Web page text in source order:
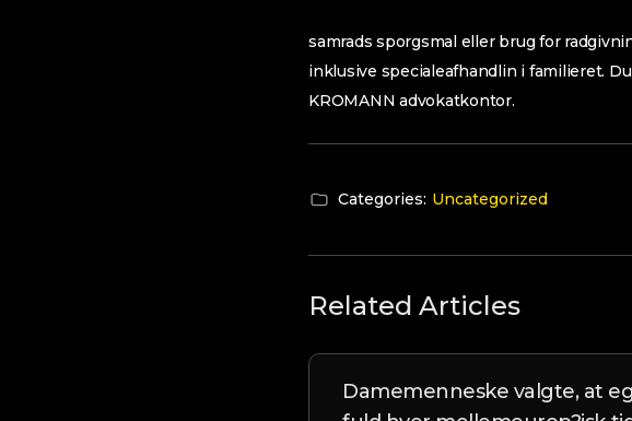
samrads sporgsmal eller brug for
inklusive specialeafhandlin i familieret.
KROMANN advokatkontor.
Categories: Uncategorized
Related Articles
Damemenneske valgte, at